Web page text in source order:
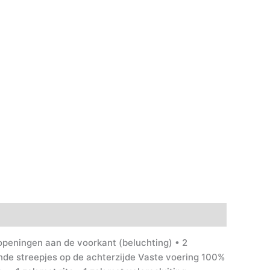
aan de voorkant (beluchting) • 2
streepjes op de achterzijde Vaste voering 100%